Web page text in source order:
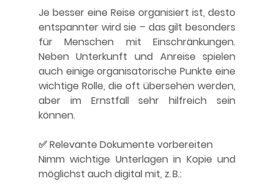
Je besser eine Reise organisiert ist, desto
entspannter wird sie – das gilt besonders
für Menschen mit Einschränkungen.
Neben Unterkunft und Anreise spielen
auch einige organisatorische Punkte eine
wichtige Rolle, die oft übersehen werden,
aber im Ernstfall sehr hilfreich sein
können.
✅ Relevante Dokumente vorbereiten
Nimm wichtige Unterlagen in Kopie und
möglichst auch digital mit, z. B.: